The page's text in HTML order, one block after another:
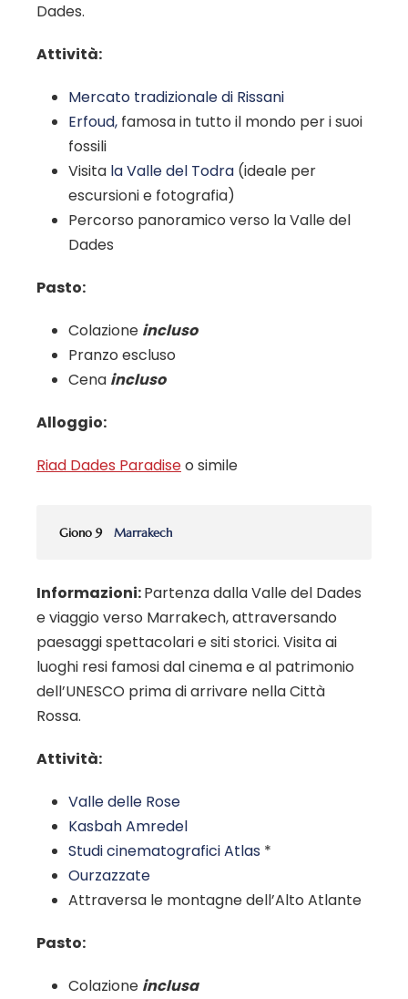
Dades.
Attività:
Mercato tradizionale di Rissani
Erfoud, famosa in tutto il mondo per i suoi
fossili
Visita la Valle del Todra (ideale per
escursioni e fotografia)
Percorso panoramico verso la Valle del
Dades
Pasto:
Colazione incluso
Pranzo escluso
Cena incluso
Alloggio:
Riad Dades Paradiseo simile
Giono 9 Marrakech
Informazioni:Partenza dalla Valle del Dades
e viaggio verso Marrakech, attraversando
paesaggi spettacolari e siti storici. Visita ai
luoghi resi famosi dal cinema e al patrimonio
dell’UNESCO prima di arrivare nella Città
Rossa.
Attività:
Valle delle Rose
Kasbah Amredel
Studi cinematografici Atlas *
Ourzazzate
Attraversa le montagne dell’Alto Atlante
Pasto:
Colazione inclusa